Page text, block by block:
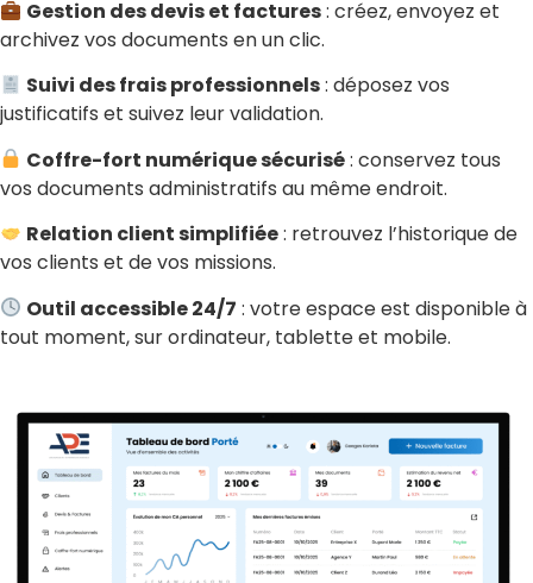
Gestion des devis et factures: créez, envoyez et
archivez vos documents en un clic.
Suivi des frais professionnels: déposez vos
justificatifs et suivez leur validation.
Coffre-fort numérique sécurisé: conservez tous
vos documents administratifs au même endroit.
Relation client simplifiée: retrouvez l’historique de
vos clients et de vos missions.
Outil accessible 24/7 : votre espace est disponible à
tout moment, sur ordinateur, tablette et mobile.